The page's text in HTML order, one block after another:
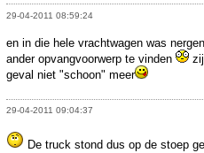
29-04-2011 08:59:24
en in die hele vrachtwagen was
ander opvangvoorwerp te vinden
geval niet "schoon" meer
29-04-2011 09:04:37
De truck stond dus op de stoep